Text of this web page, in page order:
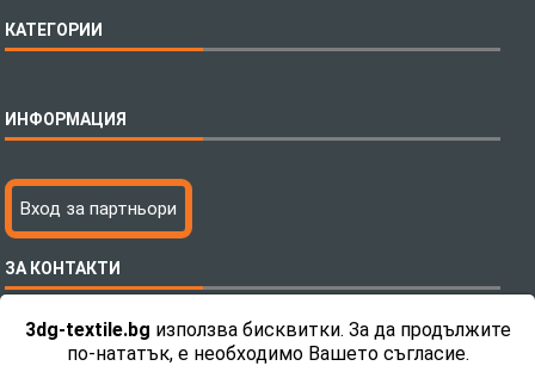
3dg-textile.bg използва бисквитки. За да продължите
по-нататък, е необходимо Вашето съгласие.
КАТЕГОРИИ
Бебешки спални комплекти
Тениски с пълноцветен печат
Хавлиени кърпи
Пончо за водни спортове
Микрофибърни Велурени Кърпи
Детски пончота
ИНФОРМАЦИЯ
Технология на печатане
Файлове за печат
Как да поръчам?
С какво сме различни?
Контакти
Вход за партньори
ЗА КОНТАКТИ
Телефон:0892 26 04 34 / 0896 57 42 42